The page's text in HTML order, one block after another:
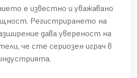
е известно и уважавано
Регистрирането на
дава увереност на
че сте сериозен играч в